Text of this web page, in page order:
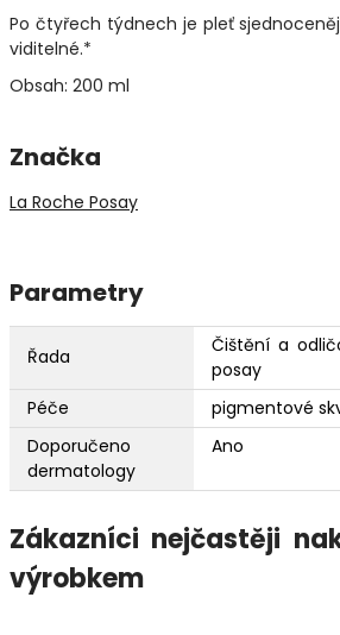
Po čtyřech týdnech je pleť
viditelné.*
Obsah: 200 ml
Značka
La Roche Posay
Parametry
Řada
Čištění a
posay
Péče
pigmentové
Doporučeno
dermatology
Ano
Zákazníci nejčastěji
výrobkem